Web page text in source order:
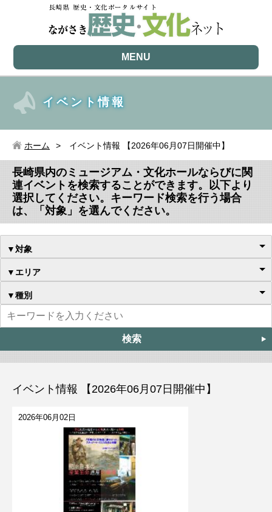
MENU
イベント情報
ホーム イベント情報 【2026年06月07日開催中】
長崎県内のミュージアム・文化ホールならびに関
連イベントを検索することができます。以下より
選択してください。キーワード検索を行う場合
は、「対象」を選んでください。
▼対象
▼エリア
▼種別
イベント情報 【2026年06月07日開催中】
2026年06月02日